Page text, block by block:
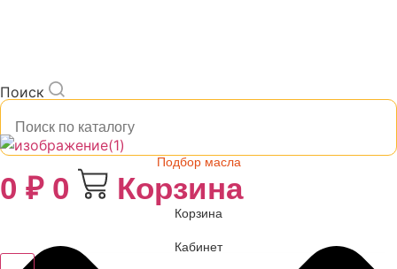
Поиск
Подбор масла
0 ₽ 0 Корзина
Корзина
Кабинет